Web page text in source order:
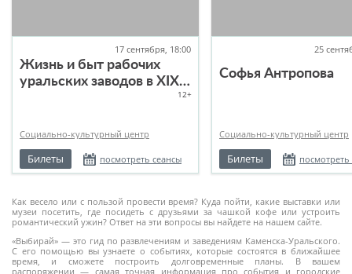
Как весело или с пользой провести время? Куда пойти, какие выставки или
музеи посетить, где посидеть с друзьями за чашкой кофе или устроить
романтический ужин? Ответ на эти вопросы вы найдете на нашем сайте.
«Выбирай» — это гид по развлечениям и заведениям Каменска-Уральского.
С его помощью вы узнаете о событиях, которые состоятся в ближайшее
время, и сможете построить долговременные планы. В вашем
распоряжении — самая точная информация про события и городские
17 сентября, 18:00
Жизнь и быт рабочих
уральских заводов в XIX
12+
Социально-культурный центр
Билеты посмотреть сеансы
25
Софья Антропова
Социально-культурный центр
Билеты посмотреть